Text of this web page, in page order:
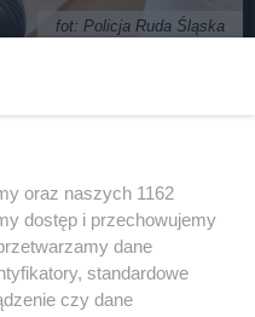
fot: Policja Ruda Śląska
oraz naszych 1162
dostęp i przechowujemy
dane
standardowe
czy dane